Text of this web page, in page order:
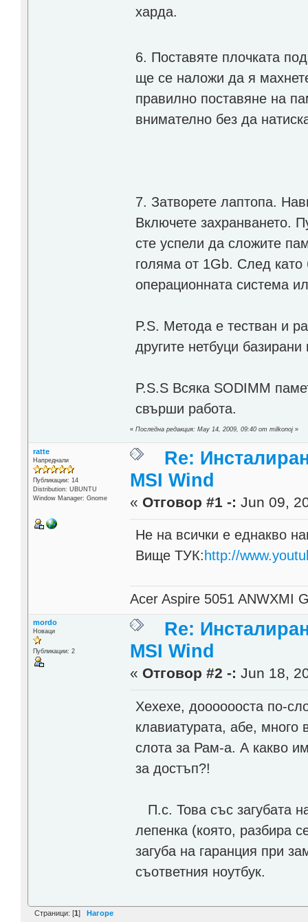
харда.
6. Поставяте плочката
ще се наложи да я
правилно поставяне на
внимателно без да
7. Затворете лаптопа.
Включете захранването.
сте успели да сложите
голяма от 1Gb. След
операционната система
P.S. Метода е тестван и
другите нетбуци
P.S.S Всяка SODIMM
свърши работа.
«Последна редакция: May 14, 2009, 09:40 от milkonoj »
ratte
Напреднали
Публикации: 14
Distribution: UBUNTU
Window Manager: Gnome
Re:
MSI Wind
« Отговор #1 -: Jun 09,
Не на всички е еднакво
Вище ТУК: http://
Acer Aspire 5051 ANWXMI
mordo
Новаци
Публикации: 2
Re:
MSI Wind
« Отговор #2 -: Jun 18,
Хехехе, дооооооста по-
клавиатурата, абе,
слота за Рам-а. А какво
за достъп?!
П.с. Това със загубата
лепенка (която, разбира
загуба на гаранция при
съответния ноутбук.
Страници: [1] Нагоре